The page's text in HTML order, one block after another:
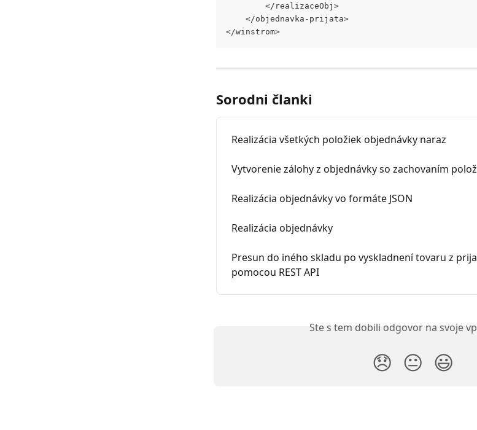
		</realizaceObj>
	</objednavka-prijata>
</winstrom>
Sorodni članki
Realizácia všetkých položiek objednávky naraz
Vytvorenie zálohy z objednávky so zachovaním
Realizácia objednávky vo formáte JSON
Realizácia objednávky
Presun do iného skladu po vyskladnení tovaru z
pomocou REST API
Ste s tem dobili odgovor na svoje
😞 😐 😃